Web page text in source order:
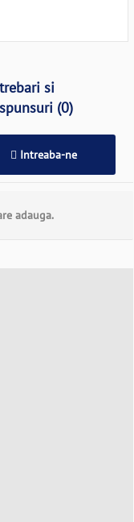
si
(0)
Intreaba-ne
adauga.